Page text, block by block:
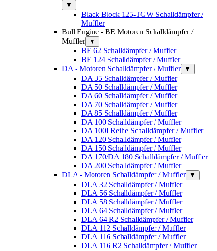
▼
Black Block 125-TGW Schalldämpfer /
Muffler
Bull Engine - BE Motoren Schalldämpfer /
Muffler
▼
BE 62 Schalldämpfer / Muffler
BE 124 Schalldämpfer / Muffler
DA - Motoren Schalldämpfer / Muffler
▼
DA 35 Schalldämpfer / Muffler
DA 50 Schalldämpfer / Muffler
DA 60 Schalldämpfer / Muffler
DA 70 Schalldämpfer / Muffler
DA 85 Schalldämpfer / Muffler
DA 100 Schalldämpfer / Muffler
DA 100I Reihe Schalldämpfer / Muffler
DA 120 Schalldämpfer / Muffler
DA 150 Schalldämpfer / Muffler
DA 170/DA 180 Schalldämpfer / Muffler
DA 200 Schalldämpfer / Muffler
DLA - Motoren Schalldämpfer / Muffler
▼
DLA 32 Schalldämpfer / Muffler
DLA 56 Schalldämpfer / Muffler
DLA 58 Schalldämpfer / Muffler
DLA 64 Schalldämpfer / Muffler
DLA 64 R2 Schalldämpfer / Muffler
DLA 112 Schalldämpfer / Muffler
DLA 116 Schalldämpfer / Muffler
DLA 116 R2 Schalldämpfer / Muffler